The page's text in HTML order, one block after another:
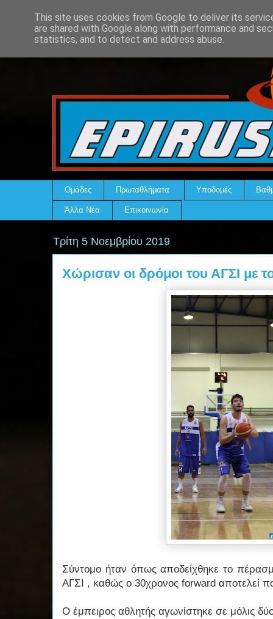
Ομάδες Πρωταθλήματα Υποδομές
Άλλα Νέα Επικοινωνία
Τρίτη 5 Νοεμβρίου 2019
Χώρισαν οι δρόμοι του ΑΓΣΙ με
Σύντομο ήταν όπως αποδείχθηκε το
ΑΓΣΙ , καθώς ο 30χρονος forward αποτελεί
Ο έμπειρος αθλητής αγωνίστηκε σε μόλις
This site uses cookies from Google to deliver its
are shared with Google along with performance and
statistics, and to detect and address abuse.